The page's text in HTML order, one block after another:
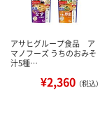
アサヒグループ食品 ア
マノフーズ うちのおみそ
汁5種…
¥2,360 （税込）